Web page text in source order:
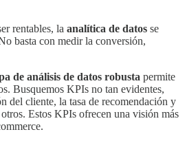
rentables, la analítica de datos se
basta con medir la conversión,
de análisis de datos robusta permite
Busquemos KPIs no tan evidentes,
del cliente, la tasa de recomendación y
Estos KPIs ofrecen una visión más